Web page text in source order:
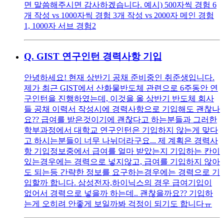
면 말씀해주시면 감사하겠습니다. 예시) 500자씩 경험 6
개 작성 vs 1000자씩 경험 3개 작성 vs 2000자 메인 경험
1, 1000자 서브 경험2
Q. GIST 연구인턴 경력사항 기입
안녕하세요! 현재 상반기 공채 준비중인 취준생입니다.
제가 최근 GIST에서 산화물반도체 관련으로 6주동안 연
구인턴을 진행하였는데, 이것을 올 상반기 반도체 회사
들 공채 이력서 작성시에 경력사항으로 기입해도 괜찮나
요?? 급여를 받은것이기에 괜찮다고 하는분들과 그러한
학부과정에서 대학교 연구인턴은 기입하지 않는게 맞다
고 하시는분들이 너무 나뉘더라구요... 제 계획은 경력사
항 기입정보중에서 급여를 얼마 받았는지 기입하는 칸이
있는경우에는 경력으로 넣지않고, 급여를 기입하지 않아
도 되는등 간략한 정보를 요구하는경우에는 경력으로 기
입할까 합니다. 삼성전자,하이닉스의 경우 급여기입이
없어서 경력으로 넣을까 하는데.. 괜찮을까요?? 기입하
는게 오히려 안좋게 보일까봐 걱정이 되기도 합니다ㅠ